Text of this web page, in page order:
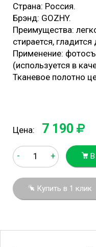
Страна: Россия.
Брэнд: GOZHY.
Преимущества:
стирается,
Применение:
(используется в
Тканевое полотно
Цена: 7 190
- + В
Купить в 1 клик